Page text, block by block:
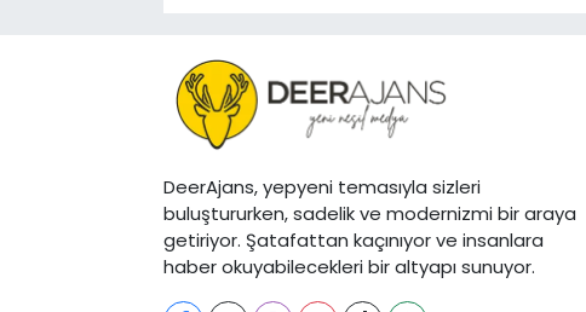
DeerAjans, yepyeni temasıyla sizleri
buluştururken, sadelik ve modernizmi bir araya
getiriyor. Şatafattan kaçınıyor ve insanlara
haber okuyabilecekleri bir altyapı sunuyor.